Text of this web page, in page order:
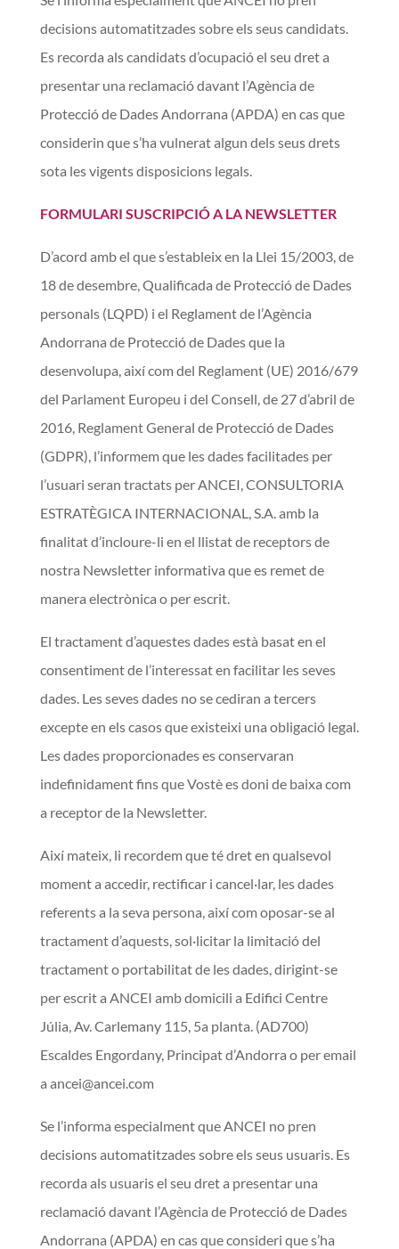
decisions automatitzades sobre els seus candidats.
Es recorda als candidats d’ocupació el seu dret a
presentar una reclamació davant l’Agència de
Protecció de Dades Andorrana (APDA) en cas que
considerin que s’ha vulnerat algun dels seus drets
sota les vigents disposicions legals.
FORMULARI SUSCRIPCIÓ A LA NEWSLETTER
D’acord amb el que s’estableix en la Llei 15/2003, de
18 de desembre, Qualificada de Protecció de Dades
personals (LQPD) i el Reglament de l’Agència
Andorrana de Protecció de Dades que la
desenvolupa, així com del Reglament (UE) 2016/679
del Parlament Europeu i del Consell, de 27 d’abril de
2016, Reglament General de Protecció de Dades
(GDPR), l’informem que les dades facilitades per
l’usuari seran tractats per ANCEI, CONSULTORIA
ESTRATÈGICA INTERNACIONAL, S.A. amb la
finalitat d’incloure-li en el llistat de receptors de
nostra Newsletter informativa que es remet de
manera electrònica o per escrit.
El tractament d’aquestes dades està basat en el
consentiment de l’interessat en facilitar les seves
dades. Les seves dades no se cediran a tercers
excepte en els casos que existeixi una obligació legal.
Les dades proporcionades es conservaran
indefinidament fins que Vostè es doni de baixa com
a receptor de la Newsletter.
Així mateix, li recordem que té dret en qualsevol
moment a accedir, rectificar i cancel·lar, les dades
referents a la seva persona, així com oposar-se al
tractament d’aquests, sol·licitar la limitació del
tractament o portabilitat de les dades, dirigint-se
per escrit a ANCEI amb domicili a Edifici Centre
Júlia, Av. Carlemany 115, 5a planta. (AD700)
Escaldes Engordany, Principat d’Andorra o per email
a ancei@ancei.com
Se l’informa especialment que ANCEI no pren
decisions automatitzades sobre els seus usuaris. Es
recorda als usuaris el seu dret a presentar una
reclamació davant l’Agència de Protecció de Dades
Andorrana (APDA) en cas que consideri que s’ha